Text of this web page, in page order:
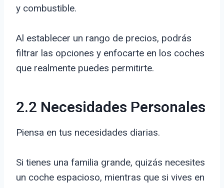
y combustible.
Al establecer un rango de precios, podrás
filtrar las opciones y enfocarte en los coches
que realmente puedes permitirte.
2.2 Necesidades Personales
Piensa en tus necesidades diarias.
Si tienes una familia grande, quizás necesites
un coche espacioso, mientras que si vives en